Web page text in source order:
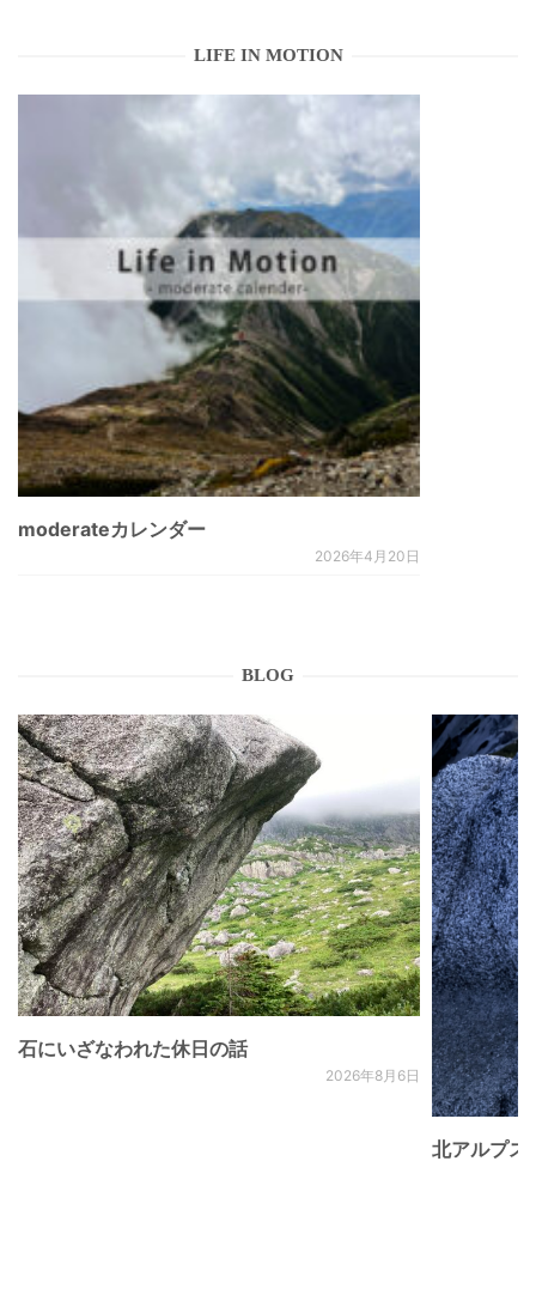
LIFE IN MOTION
moderateカレンダー
2026年4月20日
BLOG
石にいざなわれた休日の話
2026年8月6日
北アルプ